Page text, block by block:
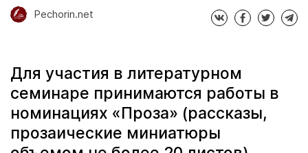
Pechorin.net
Для участия в литературном
семинаре принимаются работы в
номинациях «Проза» (рассказы,
прозаические миниатюры